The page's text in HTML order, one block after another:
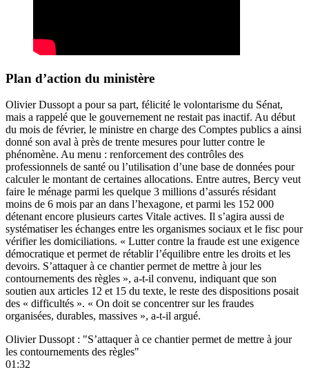
Plan d’action du ministère
Olivier Dussopt a pour sa part, félicité le volontarisme du Sénat,
mais a rappelé que le gouvernement ne restait pas inactif. Au début
du mois de février, le ministre en charge des Comptes publics a ainsi
donné son aval à près de trente mesures pour lutter contre le
phénomène. Au menu : renforcement des contrôles des
professionnels de santé ou l’utilisation d’une base de données pour
calculer le montant de certaines allocations. Entre autres, Bercy veut
faire le ménage parmi les quelque 3 millions d’assurés résidant
moins de 6 mois par an dans l’hexagone, et parmi les 152 000
détenant encore plusieurs cartes Vitale actives. Il s’agira aussi de
systématiser les échanges entre les organismes sociaux et le fisc pour
vérifier les domiciliations. « Lutter contre la fraude est une exigence
démocratique et permet de rétablir l’équilibre entre les droits et les
devoirs. S’attaquer à ce chantier permet de mettre à jour les
contournements des règles », a-t-il convenu, indiquant que son
soutien aux articles 12 et 15 du texte, le reste des dispositions posait
des « difficultés ». « On doit se concentrer sur les fraudes
organisées, durables, massives », a-t-il argué.
Olivier Dussopt : "S’attaquer à ce chantier permet de mettre à jour
les contournements des règles"
01:32